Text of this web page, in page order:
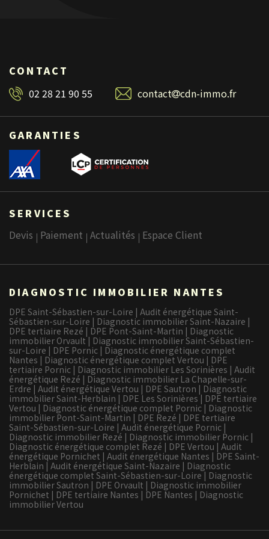
CONTACT
02 28 21 90 55
contact cdn-immo.fr
GARANTIES
SERVICES
Devis Paiement Actualités Espace Client
DIAGNOSTIC IMMOBILIER NANTES
DPE Saint-Sébastien-sur-Loire | Audit énergétique Saint-
Sébastien-sur-Loire | Diagnostic immobilier Saint-Nazaire |
DPE tertiaire Rezé | DPE Pont-Saint-Martin | Diagnostic
immobilier Orvault| Diagnostic immobilier Saint-Sébastien-
sur-Loire | DPE Pornic | Diagnostic énergétique complet
Nantes | Diagnostic énergétique complet Vertou | DPE
tertiaire Pornic | Diagnostic immobilier Les Sorinières | Audit
énergétique Rezé | Diagnostic immobilier La Chapelle-sur-
Erdre| Audit énergétique Vertou | DPE Sautron | Diagnostic
immobilier Saint-Herblain | DPE Les Sorinières| DPE tertiaire
Vertou | Diagnostic énergétique complet Pornic | Diagnostic
immobilier Pont-Saint-Martin | DPE Rezé | DPE tertiaire
Saint-Sébastien-sur-Loire | Audit énergétique Pornic |
Diagnostic immobilier Rezé | Diagnostic immobilier Pornic |
Diagnostic énergétique complet Rezé | DPE Vertou | Audit
énergétique Pornichet | Audit énergétique Nantes | DPE Saint-
Herblain | Audit énergétique Saint-Nazaire | Diagnostic
énergétique complet Saint-Sébastien-sur-Loire| Diagnostic
immobilier Sautron | DPE Orvault | Diagnostic immobilier
Pornichet | DPE tertiaire Nantes | DPE Nantes | Diagnostic
immobilier Vertou